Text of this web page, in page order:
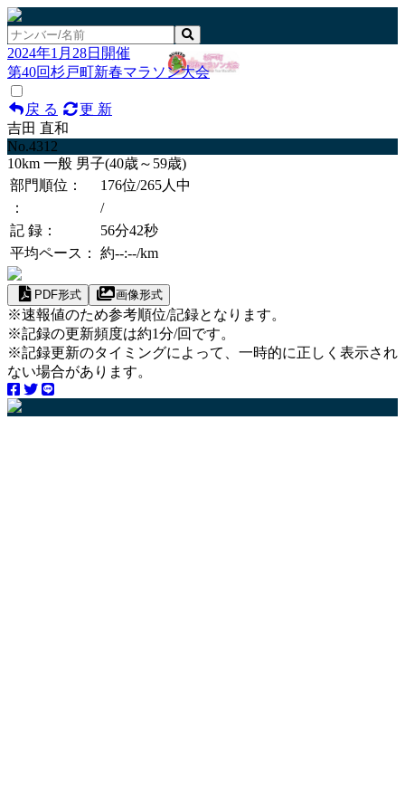
2024年1月28日開催
第40回杉戸町新春マラソン大会
戻 る
更 新
吉田 直和
No.4312
10km 一般 男子(40歳～59歳)
部門順位：
176位/265人中
：
/
記 録：
56分42秒
平均ペース：
約--:--/km
PDF形式 画像形式
※速報値のため参考順位/記録となります。
※記録の更新頻度は約1分/回です。
※記録更新のタイミングによって、一時的に正しく表示され
ない場合があります。